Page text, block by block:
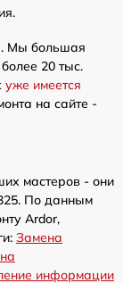
Мы большая
20 тыс.
уже имеется
на сайте -
мастеров - они
По данным
Ardor,
Замена
информации